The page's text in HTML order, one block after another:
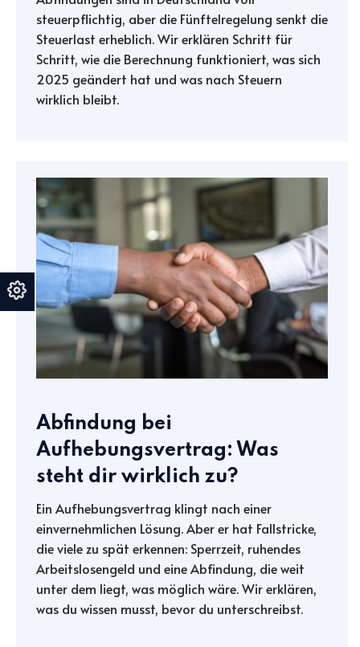
steuerpflichtig, aber die Fünftelregelung senkt die
Steuerlast erheblich. Wir erklären Schritt für
Schritt, wie die Berechnung funktioniert, was sich
2025 geändert hat und was nach Steuern
wirklich bleibt.
Abfindung bei
Aufhebungsvertrag: Was
steht dir wirklich zu?
Ein Aufhebungsvertrag klingt nach einer
einvernehmlichen Lösung. Aber er hat Fallstricke,
die viele zu spät erkennen: Sperrzeit, ruhendes
Arbeitslosengeld und eine Abfindung, die weit
unter dem liegt, was möglich wäre. Wir erklären,
was du wissen musst, bevor du unterschreibst.